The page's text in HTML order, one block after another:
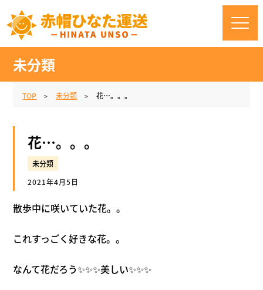
未分類
TOP 未分類 花…。。。
花…。。。
未分類
2021年4月5日
散歩中に咲いていた花。。
これすっごく好きな花。。
なんて花だろう✨✨✨美しい✨✨✨